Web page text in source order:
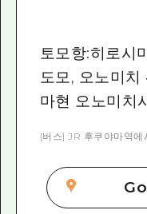
토모항:히로시
도모, 오노미치
마현 오노미치
[버스] JR 후쿠야마역에